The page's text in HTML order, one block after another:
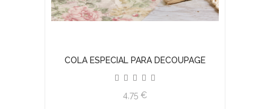
COLA ESPECIAL PARA DECOUPAGE
4,75 €